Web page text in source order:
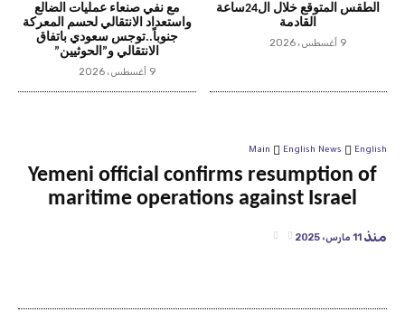
الطقس المتوقع خلال ال24ساعة
القادمة
9 أغسطس، 2026
مع نفي صنعاء عمليات الضالع
واستعداد الانتقالي لحسم المعركة
جنوباً..توجس سعودي باتفاق
الانتقالي و”الحوثيين”
9 أغسطس، 2026